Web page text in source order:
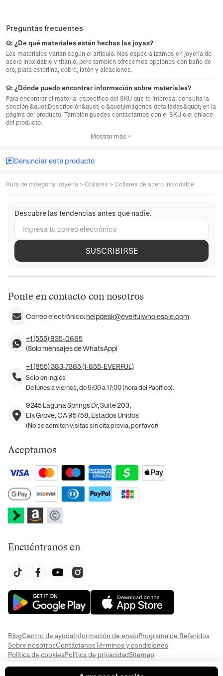
Preguntas frecuentes
Q: ¿De qué materiales están hechas las joyas?
Los materiales varían según el artículo. Nos especializamos en joyería de
acero inoxidable y titanio, pero también ofrecemos opciones con baño de
oro, plata esterlina, cobre, latón y aleaciones.
Q: ¿Dónde puedo encontrar información sobre materiales?
Para encontrar el material específico del SKU que te interesa, consulta la
sección &quot;Descripción&quot; o &quot;Imágenes detalladas&quot; en la
página del producto. También puedes contactarnos con el SKU o el enlace
del producto.
Mostrar más
Denunciar este producto
Ruta de categoría: Joyería > Collares > Collares de acero inoxidable
Descubre las tendencias antes que nadie.
SUSCRIBIRSE
Ponte en contacto con nosotros
Correo electrónico:helpdesk@everfulwholesale.com
+1 (555) 835-0665
(Solo mensajes de WhatsApp)
+1 (855) 383-7385 (1-855-EVERFUL)
Solo en inglés
De lunes a viernes, de 9:00 a 17:00 (hora del Pacífico).
9245 Laguna Springs Dr, Suite 203,
Elk Grove, CA 95758, Estados Unidos
(No se admiten visitas sin cita previa, por favor)
Aceptamos
Encuéntranos en
BlogCentro de ayudaInformación de envíoPrograma de Referidos
Sobre nosotrosContáctanosTérminos y condiciones
Política de cookiesPolítica de privacidadSitemap